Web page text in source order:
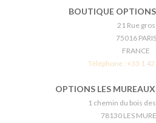
BOUTIQUE
21 Rue gros
75016 PARIS
FRANCE
Téléphone : +33 1
OPTIONS LES
1 chemin du bois
78130 LES